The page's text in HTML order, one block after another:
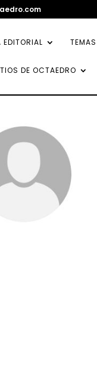
EDITORIAL TEMAS
DE OCTAEDRO